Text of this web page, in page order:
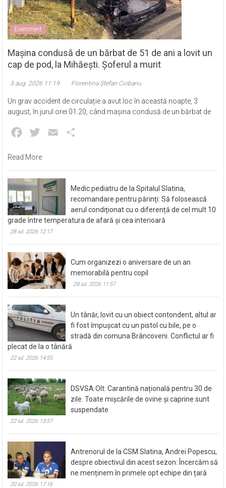
Eveniment
Mașina condusă de un bărbat de 51 de ani a lovit un
cap de pod, la Mihăești. Șoferul a murit
3 aug. 2026 11:19 Florentina Ștefan Ciobanu
Un grav accident de circulație a avut loc în această noapte, 3
august, în jurul orei 01.20, când mașina condusă de un bărbat de
Facebook
Twitter Email
Read More
Medic pediatru de la Spitalul Slatina,
recomandare pentru părinți: Să folosească
aerul condiționat cu o diferență de cel mult 10
grade între temperatura de afară și cea interioară
28 iul. 2026 12:17
Cum organizezi o aniversare de un an
memorabilă pentru copil
28 iul. 2026 11:57
Un tânăr, lovit cu un obiect contondent, altul ar
fi fost împușcat cu un pistol cu bile, pe o
stradă din comuna Brâncoveni. Conflictul ar fi
plecat de la o tânără
22 iul. 2026 14:55
DSVSA Olt: Carantină națională pentru 30 de
zile. Toate mișcările de ovine și caprine sunt
suspendate
22 iul. 2026 13:57
Antrenorul de la CSM Slatina, Andrei Popescu,
despre obiectivul din acest sezon: Încercăm să
ne menținem în primele opt echipe din țară
20 iul. 2026 17:16